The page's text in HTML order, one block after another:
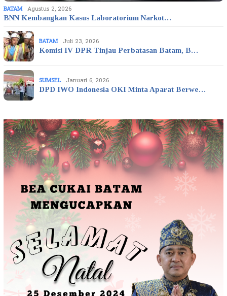
BATAM Agustus 2, 2026
BNN Kembangkan Kasus Laboratorium Narkot…
BATAM Juli 23, 2026
Komisi IV DPR Tinjau Perbatasan Batam, B…
SUMSEL Januari 6, 2026
DPD IWO Indonesia OKI Minta Aparat Berwe…